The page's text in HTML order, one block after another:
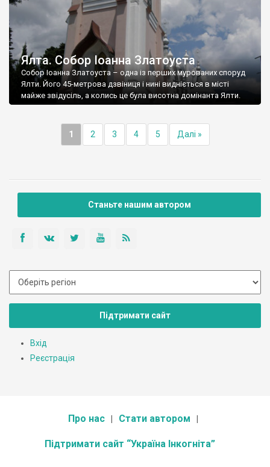
Ялта. Собор Іоанна Златоуста
Собор Іоанна Златоуста – одна із перших мурованих споруд
Ялти. Його 45-метрова дзвіниця і нині видніється в місті
майже звідусіль, а колись це була висотна домінанта Ялти.
1 2 3 4 5 Далі »
Станьте нашим автором
Підтримати сайт
Вхід
Реєстрація
Про нас Стати автором
Підтримати сайт “Україна Інкогніта”